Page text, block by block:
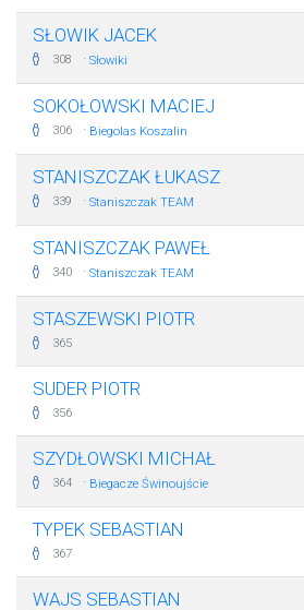
SŁOWIK JACEK
308 · Słowiki
SOKOŁOWSKI MACIEJ
306 · Biegolas Koszalin
STANISZCZAK ŁUKASZ
339 · Staniszczak TEAM
STANISZCZAK PAWEŁ
340 · Staniszczak TEAM
STASZEWSKI PIOTR
365
SUDER PIOTR
356
SZYDŁOWSKI MICHAŁ
364 · Biegacze Świnoujście
TYPEK SEBASTIAN
367
WAJS SEBASTIAN